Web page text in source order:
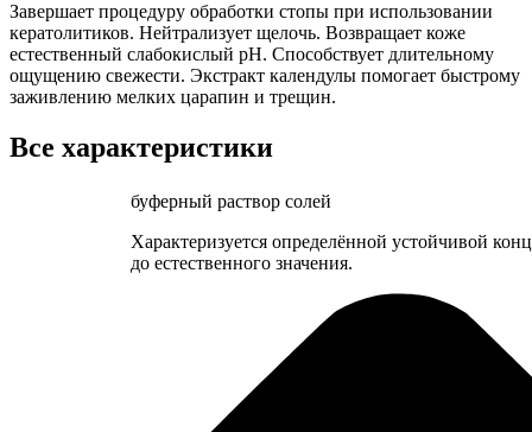
Завершает процедуру обработки стопы при использовании
кератолитиков. Нейтрализует щелочь. Возвращает коже
естественный слабокислый рН. Способствует длительному
ощущению свежести. Экстракт календулы помогает быстрому
заживлению мелких царапин и трещин.
Все характеристики
буферный раствор солей
Характеризуется определённой устойчивой
до естественного значения.